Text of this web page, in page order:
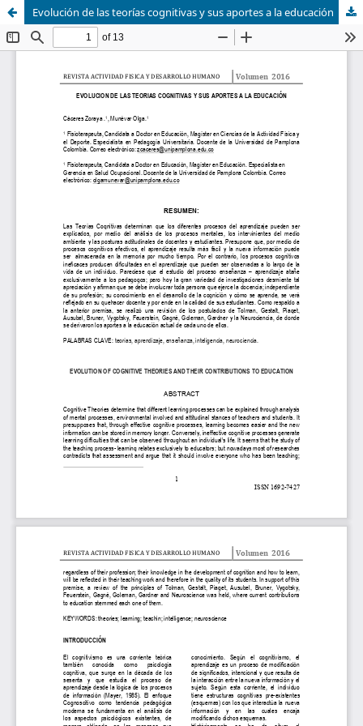
Evolución de las teorías cognitivas y sus aportes a la educación